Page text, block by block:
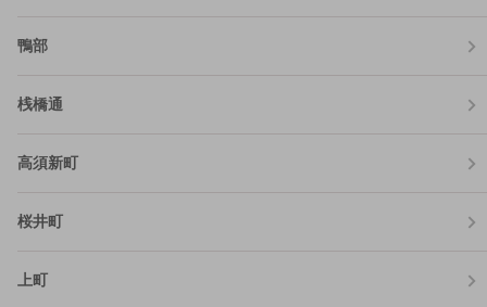
鴨部
桟橋通
高須新町
桜井町
上町